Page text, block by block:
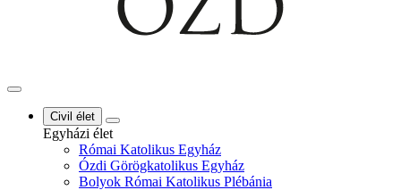
Civil élet
Egyházi élet
Római Katolikus Egyház
Ózdi Görögkatolikus Egyház
Bolyok Római Katolikus Plébánia